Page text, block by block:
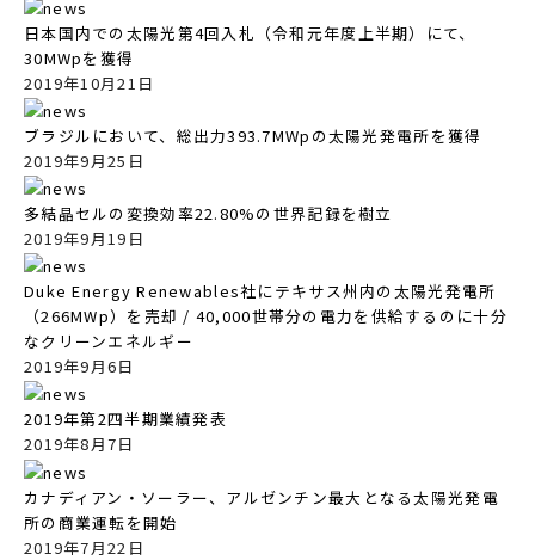
日本国内での太陽光第4回入札（令和元年度上半期）にて、
30MWpを獲得
2019年10月21日
ブラジルにおいて、総出力393.7MWpの太陽光発電所を獲得
2019年9月25日
多結晶セルの変換効率22.80%の世界記録を樹立
2019年9月19日
Duke Energy Renewables社にテキサス州内の太陽光発電所
（266MWp）を売却 / 40,000世帯分の電力を供給するのに十分
なクリーンエネルギー
2019年9月6日
2019年第2四半期業績発表
2019年8月7日
カナディアン・ソーラー、アルゼンチン最大となる太陽光発電
所の商業運転を開始
2019年7月22日